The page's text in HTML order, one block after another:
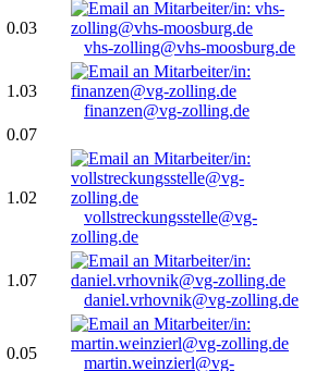
0.03
vhs-zolling@vhs-moosburg.de
1.03
finanzen@vg-zolling.de
0.07
1.02
vollstreckungsstelle@vg-
zolling.de
1.07
daniel.vrhovnik@vg-zolling.de
0.05
martin.weinzierl@vg-